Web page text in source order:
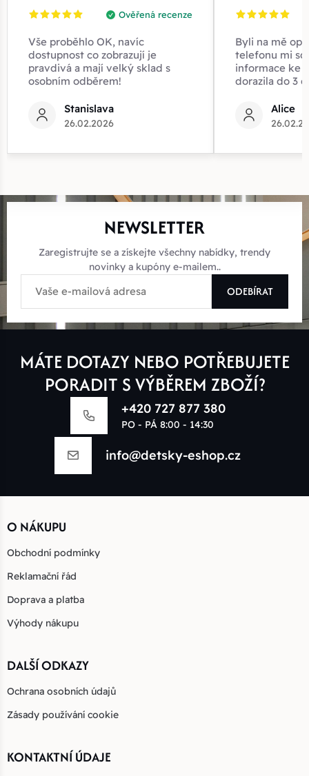
Ověřená recenze
Vše proběhlo OK, navíc
dostupnost co zobrazují je
pravdivá a mají velký sklad s
osobním odběrem!
Stanislava
26.02.2026
Byli na mě
telefonu mi
informace ke
dorazila do 3
Alice
NEWSLETTER
Zaregistrujte se a získejte všechny nabídky, trendy
novinky a kupóny e-mailem..
ODEBÍRAT
MÁTE DOTAZY NEBO POTŘEBUJETE
PORADIT S VÝBĚREM ZBOŽÍ?
+420 727 877 380
PO - PÁ 8:00 - 14:30
info@detsky-eshop.cz
O NÁKUPU
Obchodní podmínky
Reklamační řád
Doprava a platba
Výhody nákupu
DALŠÍ ODKAZY
Ochrana osobních údajů
Zásady používání cookie
KONTAKTNÍ ÚDAJE